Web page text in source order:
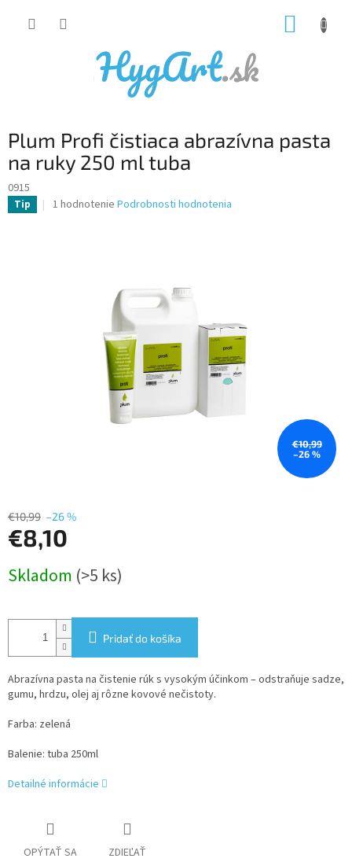
Plum Profi čistiaca abrazívna pasta
na ruky 250 ml tuba
0915
Tip
Priemerné
1 hodnotenie Podrobnosti hodnotenia
€10,99
–26 %
€10,99 –26 %
€8,10
cena:
Skladom (>5 ks)
Pridať do košíka
Abrazívna pasta na čistenie rúk s vysokým účinkom – odstraňuje sadze,
gumu, hrdzu, olej aj rôzne kovové nečistoty.
Farba: zelená
Balenie: tuba 250ml
Detailné informácie
OPÝTAŤ SA ZDIEĽAŤ